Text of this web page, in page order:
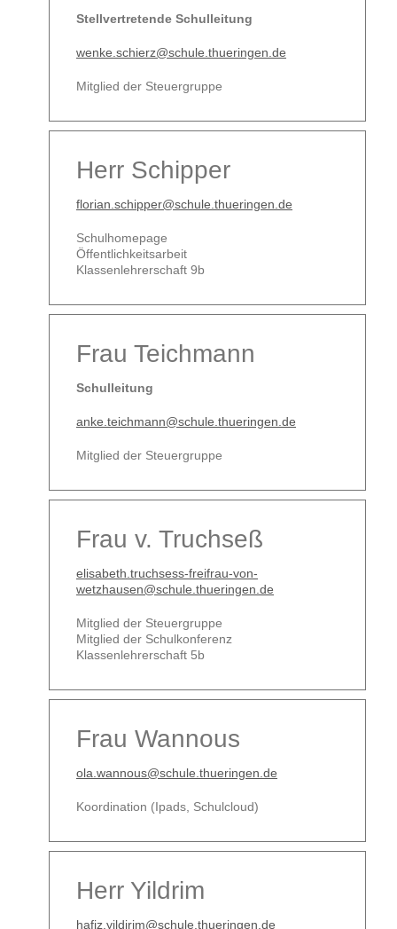
Stellvertretende Schulleitung
wenke.schierz@schule.thueringen.de
Mitglied der Steuergruppe
Herr Schipper
florian.schipper@schule.thueringen.de
Schulhomepage
Öffentlichkeitsarbeit
Klassenlehrerschaft 9b
Frau Teichmann
Schulleitung
anke.teichmann@schule.thueringen.de
Mitglied der Steuergruppe
Frau v. Truchseß
elisabeth.truchsess-freifrau-von-
wetzhausen@schule.thueringen.de
Mitglied der Steuergruppe
Mitglied der Schulkonferenz
Klassenlehrerschaft 5b
Frau Wannous
ola.wannous@schule.thueringen.de
Koordination (Ipads, Schulcloud)
Herr Yildrim
hafiz.yildirim@schule.thueringen.de